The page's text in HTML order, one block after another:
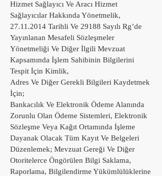
Hizmet Sağlayıcı Ve Aracı Hizmet
Sağlayıcılar Hakkında Yönetmelik,
27.11.2014 Tarihli Ve 29188 Sayılı Rg’de
Yayınlanan Mesafeli Sözleşmeler
Yönetmeliği Ve Diğer İlgili Mevzuat
Kapsamında İşlem Sahibinin Bilgilerini
Tespit İçin Kimlik,
Adres Ve Diğer Gerekli Bilgileri Kaydetmek
İçin;
Bankacılık Ve Elektronik Ödeme Alanında
Zorunlu Olan Ödeme Sistemleri, Elektronik
Sözleşme Veya Kağıt Ortamında İşleme
Dayanak Olacak Tüm Kayıt Ve Belgeleri
Düzenlemek; Mevzuat Gereği Ve Diğer
Otoritelerce Öngörülen Bilgi Saklama,
Raporlama, Bilgilendirme Yükümlülüklerine